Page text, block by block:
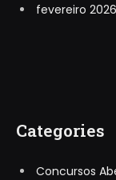
fevereiro 2026
Categories
Concursos